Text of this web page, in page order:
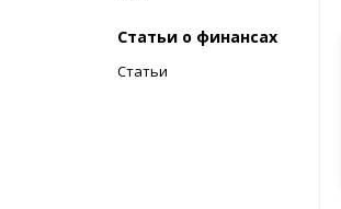
Статьи о финансах
Статьи